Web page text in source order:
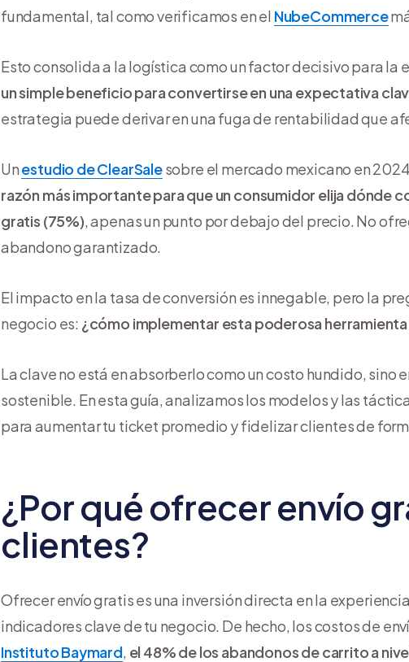
fundamental, tal como verificamos en el NubeCommerce
Esto consolida a la logística como un factor decisivo para la
un simple beneficio para convertirse en una expectativa
estrategia puede derivar en una fuga de rentabilidad que
Unestudio de ClearSalesobre el mercado mexicano en
razón más importante para que un consumidor elija dónde
gratis (75%), apenas un punto por debajo del precio. No
abandono garantizado.
El impacto en la tasa de conversión es innegable, pero la
negocio es: ¿cómo implementar esta poderosa
La clave no está en absorberlo como un costo hundido, sino
sostenible. En esta guía, analizamos los modelos y las
para aumentar tu ticket promedio y fidelizar clientes de
¿Por qué ofrecer envío
clientes?
Ofrecer envío gratis es una inversión directa en la
indicadores clave de tu negocio. De hecho, los costos de
Instituto Baymard, el 48% de los abandonos de carrito a